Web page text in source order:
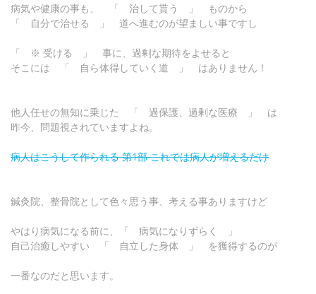
病気や健康の事も、 「 治して貰う 」 ものから
「 自分で治せる 」 道へ進むのが望ましい事ですし
「 ※ 受ける 」 事に、過剰な期待をよせると
そこには 「 自ら体得していく道 」 はありません！
他人任せの無知に乗じた 「 過保護、過剰な医療 」 は
昨今、問題視されていますよね。
病人はこうして作られる 第1部 これでは病人が増えるだけ
鍼灸院、整骨院として色々思う事、考える事ありますけど
やはり病気になる前に、「 病気になりずらく 」
自己治癒しやすい 「 自立した身体 」 を獲得するのが
一番なのだと思います。